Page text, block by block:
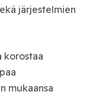
järjestelmien
korostaa
mukaansa